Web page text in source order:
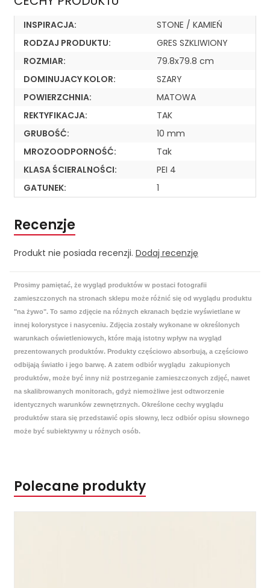
INSPIRACJA:
STONE / KAMIEŃ
RODZAJ PRODUKTU:
GRES SZKLIWIONY
ROZMIAR:
79.8x79.8 cm
DOMINUJACY KOLOR:
SZARY
POWIERZCHNIA:
MATOWA
REKTYFIKACJA:
TAK
GRUBOŚĆ:
10 mm
MROZOODPORNOŚĆ:
Tak
KLASA ŚCIERALNOŚCI:
PEI 4
GATUNEK:
1
Recenzje
Produkt nie posiada recenzji. Dodaj recenzję
Prosimy pamiętać, że wygląd produktów w postaci fotografii
zamieszczonych na stronach sklepu może różnić się od wyglądu produktu
"na żywo". To samo zdjęcie na różnych ekranach będzie wyświetlane w
innej kolorystyce i nasyceniu. Zdjęcia zostały wykonane w określonych
warunkach oświetleniowych, które mają istotny wpływ na wygląd
prezentowanych produktów. Produkty częściowo absorbują, a częściowo
odbijają światło i jego barwę. A zatem odbiór wyglądu zakupionych
produktów, może być inny niż postrzeganie zamieszczonych zdjęć, nawet
na skalibrowanych monitorach, gdyż niemożliwe jest odtworzenie
identycznych warunków zewnętrznych. Określone cechy wyglądu
produktów stara się przedstawić opis słowny, lecz odbiór opisu słownego
może być subiektywny u różnych osób.
Polecane produkty